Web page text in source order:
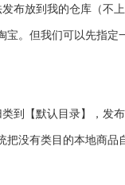
布放到我的仓库（不
宝。但我们可以先指
到【默认目录】，发
把没有类目的本地商品